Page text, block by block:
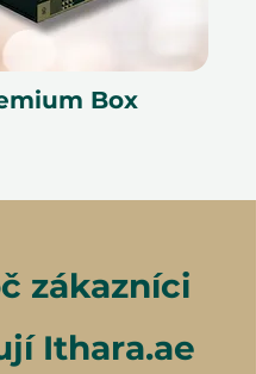
Box
zákazníci
Ithara.ae